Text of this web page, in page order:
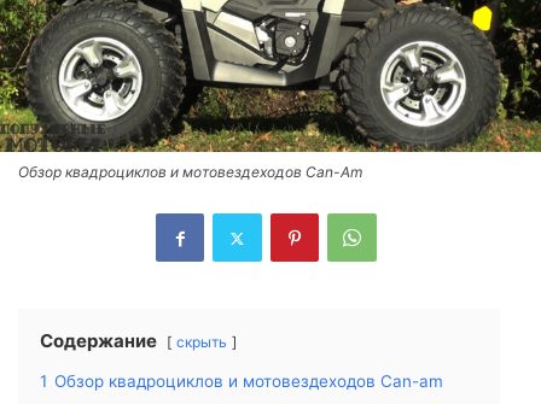
Обзор квадроциклов и мотовездеходов Can-Am
Содержание скрыть
1 Обзор квадроциклов и мотовездеходов Can-am